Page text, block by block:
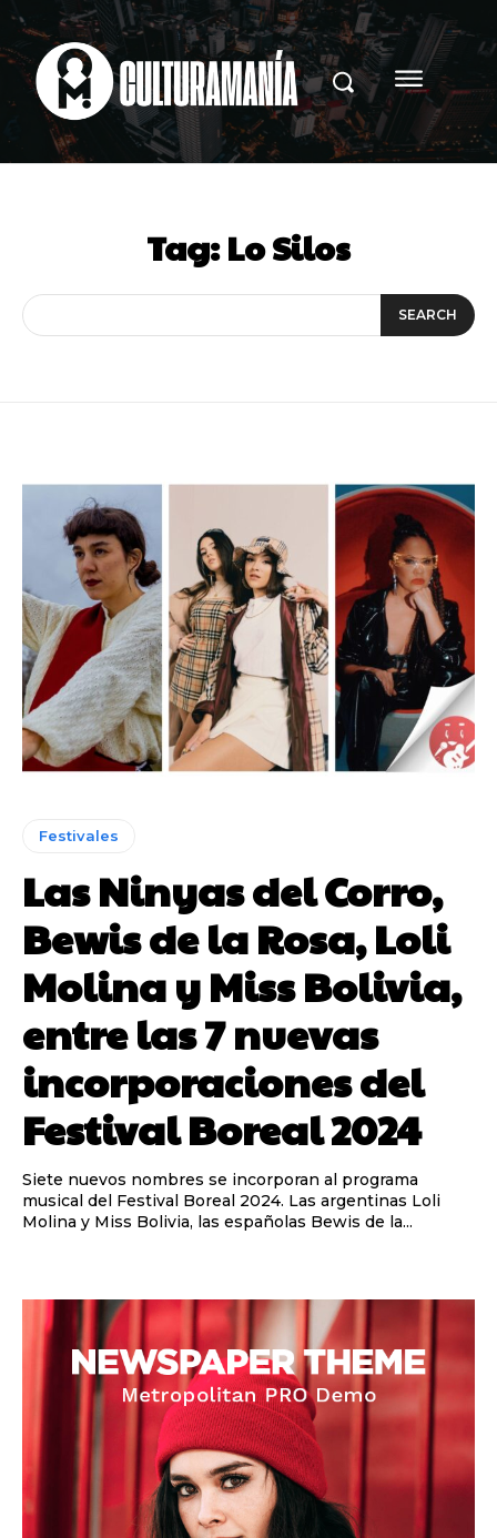
Tag:Lo Silos
SEARCH
Festivales
Las Ninyas del Corro,
Bewis de la Rosa, Loli
Molina y Miss Bolivia,
entre las 7 nuevas
incorporaciones del
Festival Boreal 2024
Siete nuevos nombres se incorporan al programa
musical del Festival Boreal 2024. Las argentinas Loli
Molina y Miss Bolivia, las españolas Bewis de la...